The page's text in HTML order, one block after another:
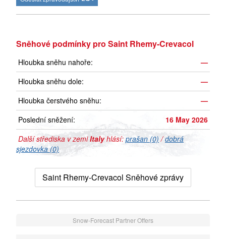
Sněhové podmínky pro Saint Rhemy-Crevacol
Hloubka sněhu nahoře:
—
Hloubka sněhu dole:
—
Hloubka čerstvého sněhu:
—
Poslední sněžení:
16 May 2026
Další střediska v zemiItalyhlásí: prašan (0) /dobrá
sjezdovka (0)
Saint Rhemy-Crevacol Sněhové zprávy
Snow-Forecast Partner Offers